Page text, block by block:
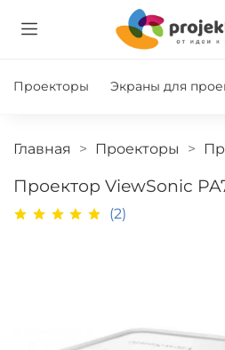
Проекторы Экраны для
Главная Проекторы
Проектор ViewSonic
(2)